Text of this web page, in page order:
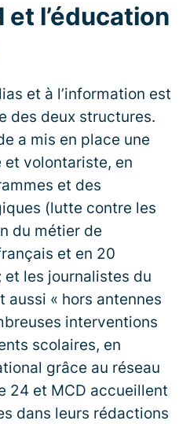
et l’éducation
et à l’information est
des deux structures.
a mis en place une
volontariste, en
et des
(lutte contre les
du métier de
et en 20
et les journalistes du
aussi « hors antennes
interventions
scolaires, en
grâce au réseau
24 et MCD accueillent
dans leurs rédactions